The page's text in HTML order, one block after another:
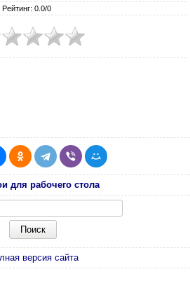
Рейтинг: 0.0/0
для рабочего стола
версия сайта